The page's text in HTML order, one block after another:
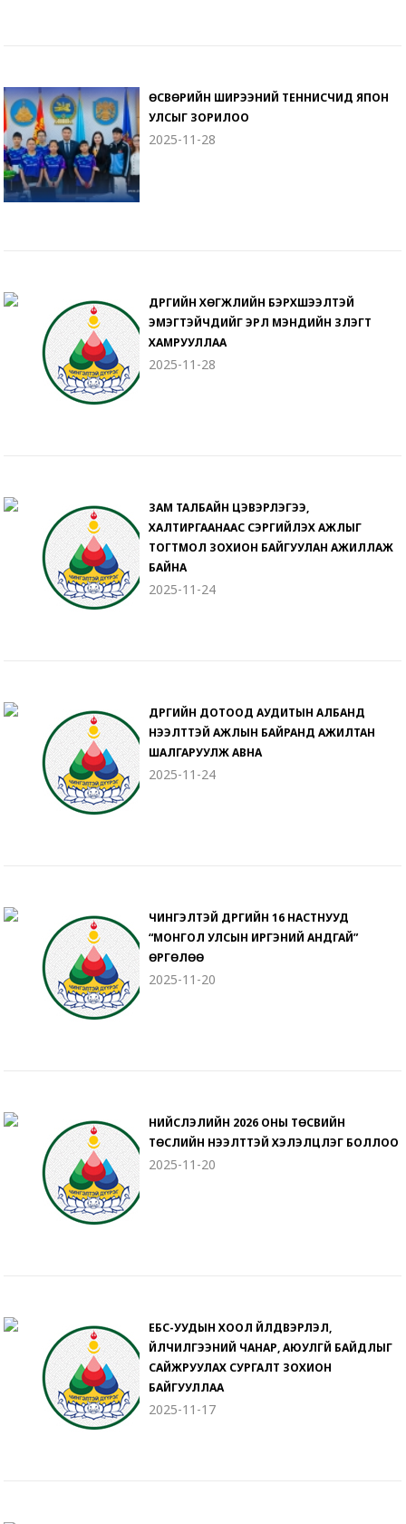
ӨСВӨРИЙН ШИРЭЭНИЙ ТЕННИСЧИД ЯПОН
УЛСЫГ ЗОРИЛОО
2025-11-28
ДҮҮРГИЙН ХӨГЖЛИЙН БЭРХШЭЭЛТЭЙ
ЭМЭГТЭЙЧҮҮДИЙГ ЭРҮҮЛ МЭНДИЙН ҮЗЛЭГТ
ХАМРУУЛЛАА
2025-11-28
ЗАМ ТАЛБАЙН ЦЭВЭРЛЭГЭЭ,
ХАЛТИРГААНААС СЭРГИЙЛЭХ АЖЛЫГ
ТОГТМОЛ ЗОХИОН БАЙГУУЛАН АЖИЛЛАЖ
БАЙНА
2025-11-24
ДҮҮРГИЙН ДОТООД АУДИТЫН АЛБАНД
НЭЭЛТТЭЙ АЖЛЫН БАЙРАНД АЖИЛТАН
ШАЛГАРУУЛЖ АВНА
2025-11-24
ЧИНГЭЛТЭЙ ДҮҮРГИЙН 16 НАСТНУУД
“МОНГОЛ УЛСЫН ИРГЭНИЙ АНДГАЙ”
ӨРГӨЛӨӨ
2025-11-20
НИЙСЛЭЛИЙН 2026 ОНЫ ТӨСВИЙН
ТӨСЛИЙН НЭЭЛТТЭЙ ХЭЛЭЛЦҮҮЛЭГ БОЛЛОО
2025-11-20
ЕБС-УУДЫН ХООЛ ҮЙЛДВЭРЛЭЛ,
ҮЙЛЧИЛГЭЭНИЙ ЧАНАР, АЮУЛГҮЙ БАЙДЛЫГ
САЙЖРУУЛАХ СУРГАЛТ ЗОХИОН
БАЙГУУЛЛАА
2025-11-17